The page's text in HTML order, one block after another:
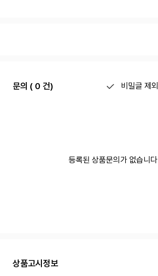
문의 ( 0 건) 비밀글 제외
등록된 상품문의가 없습니다
상품고시정보